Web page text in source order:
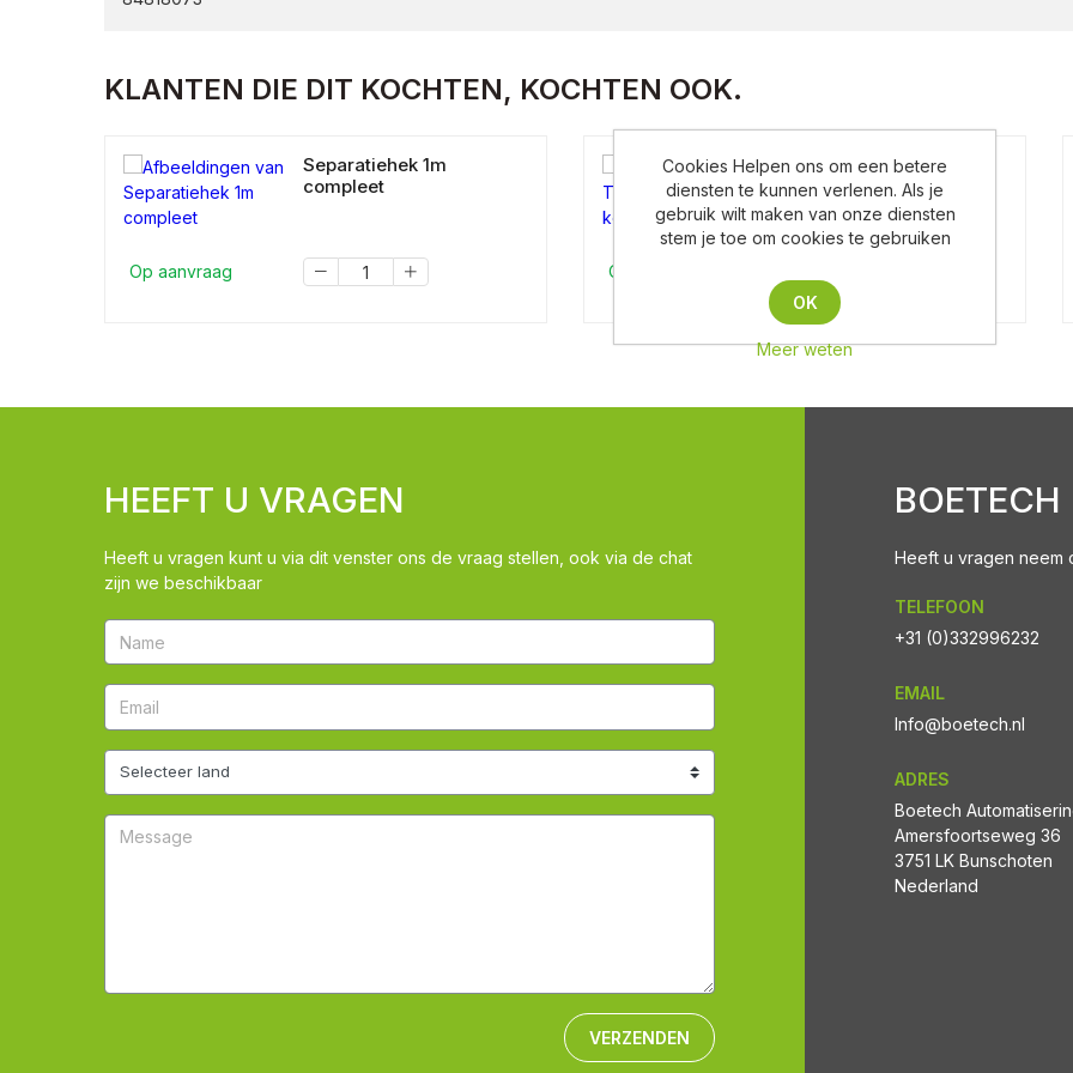
KLANTEN DIE DIT KOCHTEN, KOCHTEN OOK.
Op aanvraag
Separatiehek 1m
compleet
Op aanvraag
Transport & lever kosten
HEEFT U VRAGEN
Heeft u vragen kunt u via dit venster ons de vraag stellen, ook via de chat
zijn we beschikbaar
VERZENDEN
BOETECH
Heeft u vragen neem
TELEFOON
+31 (0)332996232
EMAIL
Info@boetech.nl
ADRES
Boetech
Amersfoortseweg 36
3751 LK Bunschoten
Nederland
Cookies Helpen ons om een betere
diensten te kunnen verlenen. Als je
gebruik wilt maken van onze diensten
stem je toe om cookies te gebruiken
OK
Meer weten